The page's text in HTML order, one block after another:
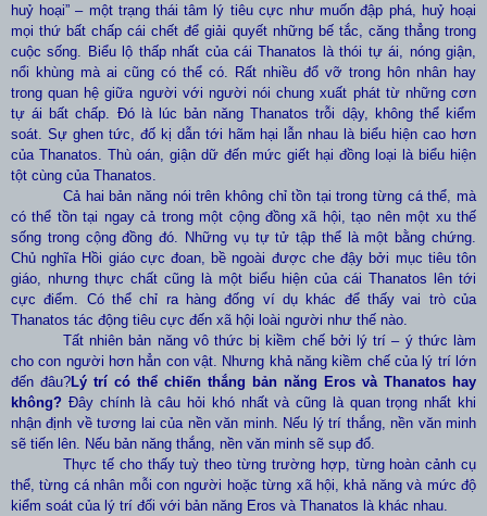
huỷ hoại” – một trạng thái tâm lý tiêu cực như muốn đập phá, huỷ hoại
mọi thứ bất chấp cái chết để giải quyết những bế tắc, căng thẳng trong
cuộc sống. Biểu lộ thấp nhất của cái Thanatos là thói tự ái, nóng giận,
nổi khùng mà ai cũng có thể có. Rất nhiều đổ vỡ trong hôn nhân hay
trong quan hệ giữa người với người nói chung xuất phát từ những cơn
tự ái bất chấp. Đó là lúc bản năng Thanatos trỗi dậy, không thể kiểm
soát. Sự ghen tức, đố kị dẫn tới hãm hại lẫn nhau là biểu hiện cao hơn
của Thanatos. Thù oán, giận dữ đến mức giết hại đồng loại là biểu hiện
tột cùng của Thanatos.
Cả hai bản năng nói trên không chỉ tồn tại trong từng cá thể, mà
có thể tồn tại ngay cả trong một cộng đồng xã hội, tạo nên một xu thế
sống trong cộng đồng đó. Những vụ tự tử tập thể là một bằng chứng.
Chủ nghĩa Hồi giáo cực đoan, bề ngoài được che đậy bởi mục tiêu tôn
giáo, nhưng thực chất cũng là một biểu hiện của cái Thanatos lên tới
cực điểm. Có thể chỉ ra hàng đống ví dụ khác để thấy vai trò của
Thanatos tác động tiêu cực đến xã hội loài người như thế nào.
Tất nhiên bản năng vô thức bị kiềm chế bởi lý trí – ý thức làm
cho con người hơn hẳn con vật. Nhưng khả năng kiềm chế của lý trí lớn
đến đâu? Lý trí có thể chiến thắng bản năng Eros và Thanatos hay
không? Đây chính là câu hỏi khó nhất và cũng là quan trọng nhất khi
nhận định về tương lai của nền văn minh. Nếu lý trí thắng, nền văn minh
sẽ tiến lên. Nếu bản năng thắng, nền văn minh sẽ sụp đổ.
Thực tế cho thấy tuỳ theo từng trường hợp, từng hoàn cảnh cụ
thể, từng cá nhân mỗi con người hoặc từng xã hội, khả năng và mức độ
kiểm soát của lý trí đối với bản năng Eros và Thanatos là khác nhau.